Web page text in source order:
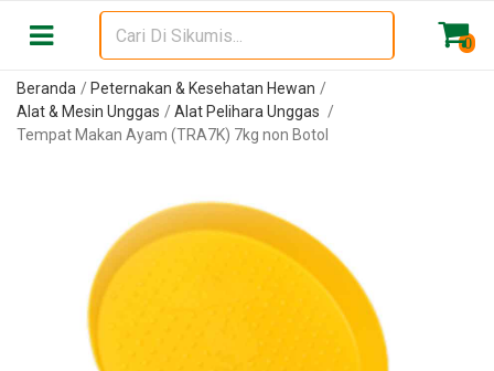
0
Beranda
Peternakan & Kesehatan Hewan
Alat & Mesin Unggas
Alat Pelihara Unggas
Tempat Makan Ayam (TRA7K) 7kg non Botol